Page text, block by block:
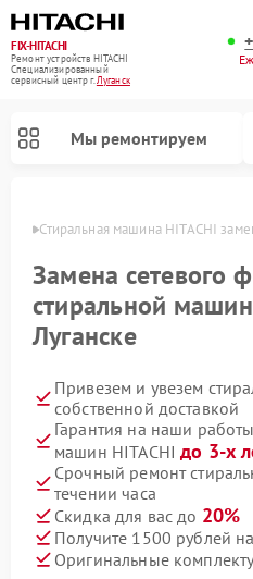
FIX-HITACHI
Ремонт устройств HITACHI
Специализированный
cервисный центр г.Луганск
Мы ремонтируем
Стиральная машина HITACHI
Замена сетевого
стиральной
Луганске
Привезем и увезем
собственной доставкой
Гарантия на наши
машин HITACHIдо 3-х
Срочный ремонт
течении часа
Скидка для вас до 20%
Получите 1500 рублей
Оригинальные